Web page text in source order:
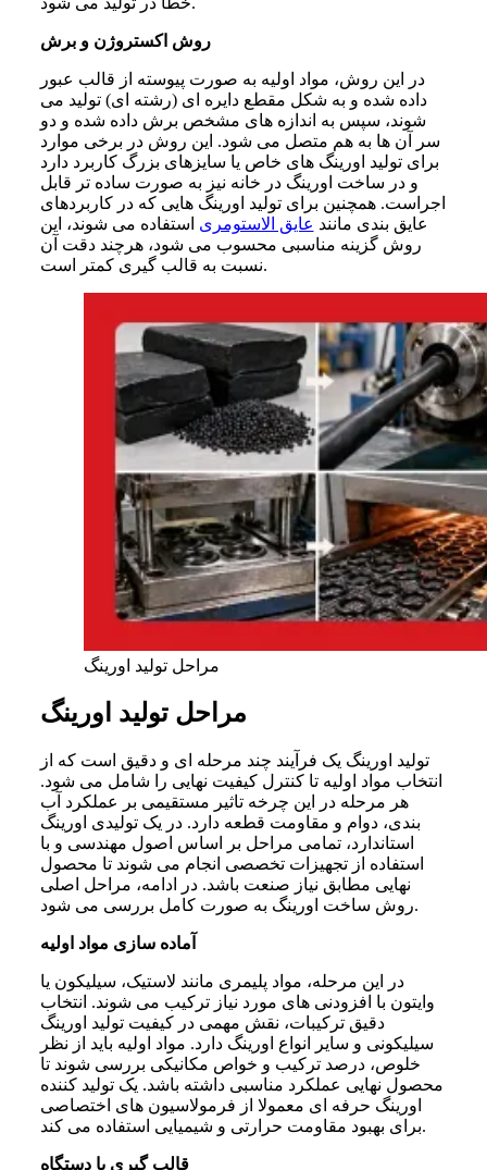
روش اکستروژن و برش
در این روش، مواد اولیه به صورت پیوسته از قالب عبور
داده شده و به شکل مقطع دایره ای (رشته ای) تولید می
شوند، سپس به اندازه های مشخص برش داده شده و دو
سر آن ها به هم متصل می شود. این روش در برخی موارد
برای تولید اورینگ های خاص یا سایزهای بزرگ کاربرد دارد
و در ساخت اورینگ در خانه نیز به صورت ساده تر قابل
اجراست. همچنین برای تولید اورینگ هایی که در کاربردهای
عایق بندی مانند عایق الاستومری استفاده می شوند، این
روش گزینه مناسبی محسوب می شود، هرچند دقت آن
نسبت به قالب گیری کمتر است.
مراحل تولید اورینگ
مراحل تولید اورینگ
تولید اورینگ یک فرآیند چند مرحله ای و دقیق است که از
انتخاب مواد اولیه تا کنترل کیفیت نهایی را شامل می شود.
هر مرحله در این چرخه تاثیر مستقیمی بر عملکرد آب
بندی، دوام و مقاومت قطعه دارد. در یک تولیدی اورینگ
استاندارد، تمامی مراحل بر اساس اصول مهندسی و با
استفاده از تجهیزات تخصصی انجام می شوند تا محصول
نهایی مطابق نیاز صنعت باشد. در ادامه، مراحل اصلی
روش ساخت اورینگ به صورت کامل بررسی می شود.
آماده سازی مواد اولیه
در این مرحله، مواد پلیمری مانند لاستیک، سیلیکون یا
وایتون با افزودنی های مورد نیاز ترکیب می شوند. انتخاب
دقیق ترکیبات، نقش مهمی در کیفیت تولید اورینگ
سیلیکونی و سایر انواع اورینگ دارد. مواد اولیه باید از نظر
خلوص، درصد ترکیب و خواص مکانیکی بررسی شوند تا
محصول نهایی عملکرد مناسبی داشته باشد. یک تولید کننده
اورینگ حرفه ای معمولا از فرمولاسیون های اختصاصی
برای بهبود مقاومت حرارتی و شیمیایی استفاده می کند.
قالب گیری با دستگاه